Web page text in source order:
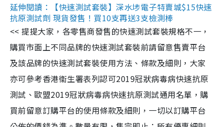
延伸閱讀：【快速測試套裝】深水埗電子特賣城$15快速
抗原測試劑 現貨發售！買10支再送3支檢測棒
<< 提提大家，各零售商發售的快速測試套裝規格不一，
購買市面上不同品牌的快速測試套裝前請留意售賣平台
及該品牌的快速測試套裝使用方法、條款及細則，大家
亦可參考香港衞生署表列認可2019冠狀病毒病快速抗原
測試、歐盟2019冠狀病毒病快速抗原測試通用名單，購
買前留意訂購平台的使用條款及細則，一切以訂購平台